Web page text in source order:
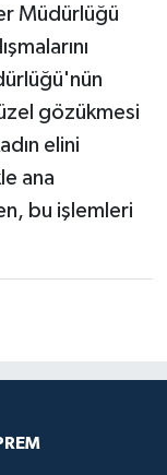
Müdürlüğü
gözükmesi
elini
ana
bu işlemleri